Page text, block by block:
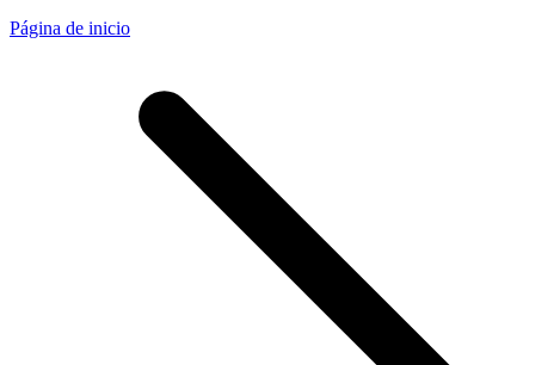
Página de inicio